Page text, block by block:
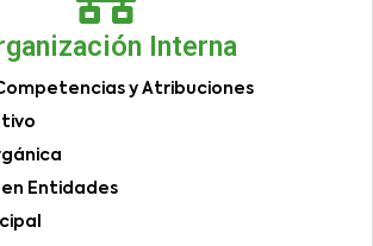
Interna
y Atribuciones
Entidades